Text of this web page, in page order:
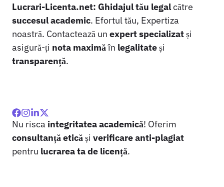
Lucrari-Licenta.net: Ghidajul tău legalcătre
succesul academic. Efortul tău, Expertiza
noastră. Contactează un expert specializatși
asigură-ți nota maximăîn legalitateși
transparență.
Nu risca integritatea academică! Oferim
consultanță eticăși verificare anti-plagiat
pentru lucrarea ta de licență.